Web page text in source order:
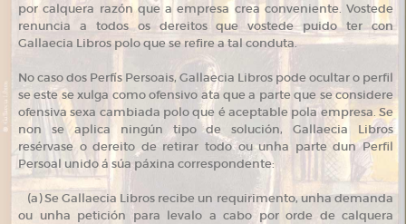
por calquera razón que a empresa crea conveniente. Vostede
renuncia a todos os dereitos que vostede puido ter con
Gallaecia Libros polo que se refire a tal conduta.
No caso dos Perfís Persoais, Gallaecia Libros pode ocultar o perfil
se este se xulga como ofensivo ata que a parte que se considere
ofensiva sexa cambiada polo que é aceptable pola empresa. Se
non se aplica ningún tipo de solución, Gallaecia Libros
resérvase o dereito de retirar todo ou unha parte dun Perfil
Persoal unido á súa páxina correspondente:
(a) Se Gallaecia Libros recibe un requirimento, unha demanda
ou unha petición para levalo a cabo por orde de calquera